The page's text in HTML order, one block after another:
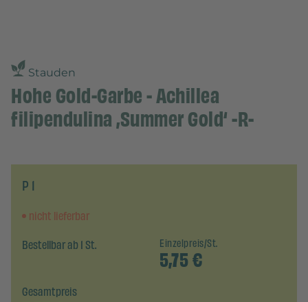
Stauden
Hohe Gold-Garbe - Achillea
filipendulina ‚Summer Gold‘ -R-
P 1
nicht lieferbar
Bestellbar ab 1 St.
Einzelpreis/St.
5,75€
Gesamtpreis